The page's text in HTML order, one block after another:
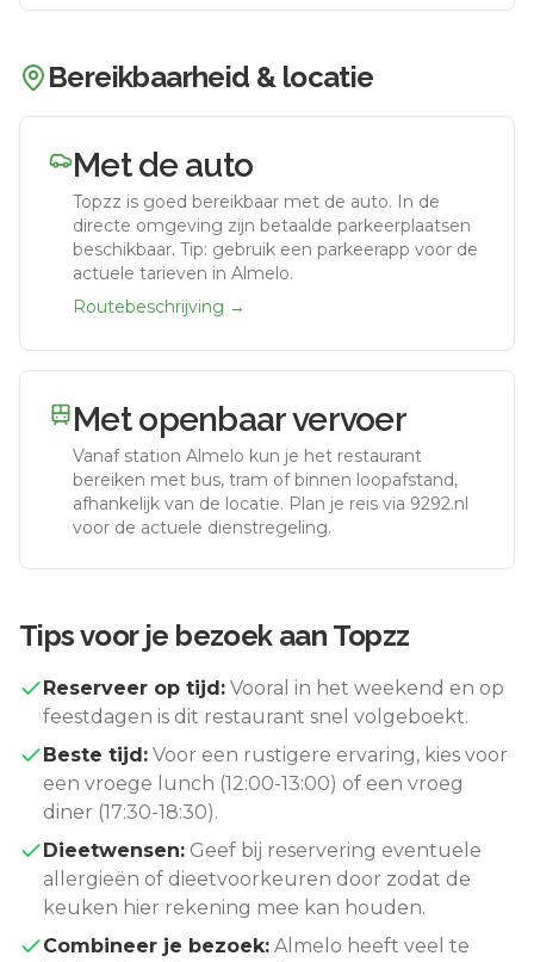
Bereikbaarheid & locatie
Met de auto
Topzz is goed bereikbaar met de auto. In de
directe omgeving zijn betaalde parkeerplaatsen
beschikbaar. Tip: gebruik een parkeerapp voor de
actuele tarieven in Almelo.
Routebeschrijving →
Met openbaar vervoer
Vanaf station Almelo kun je het restaurant
bereiken met bus, tram of binnen loopafstand,
afhankelijk van de locatie. Plan je reis via 9292.nl
voor de actuele dienstregeling.
Tips voor je bezoek aan Topzz
Reserveer op tijd: Vooral in het weekend en op
feestdagen is dit restaurant snel volgeboekt.
Beste tijd: Voor een rustigere ervaring, kies voor
een vroege lunch (12:00-13:00) of een vroeg
diner (17:30-18:30).
Dieetwensen: Geef bij reservering eventuele
allergieën of dieetvoorkeuren door zodat de
keuken hier rekening mee kan houden.
Combineer je bezoek: Almelo heeft veel te